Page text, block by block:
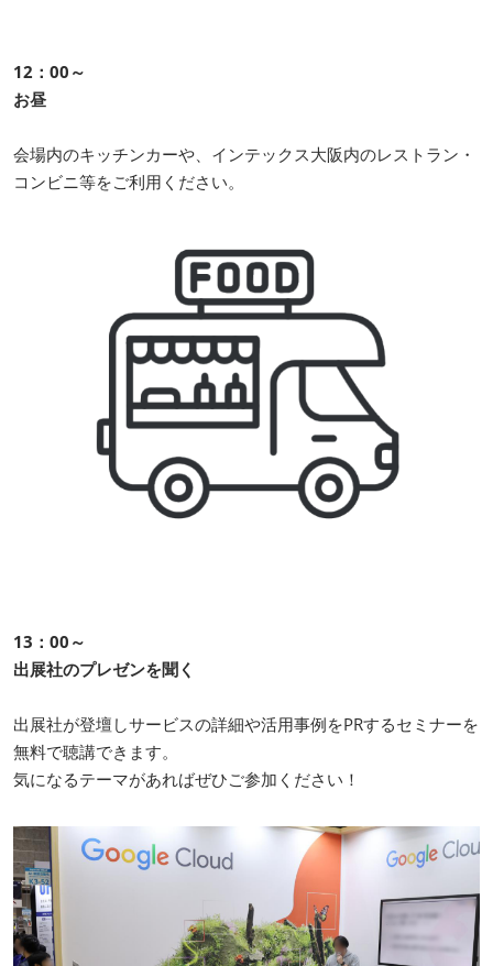
12：00～
お昼
会場内のキッチンカーや、インテックス大阪内のレストラン・
コンビニ等をご利用ください。
13：00～
出展社のプレゼンを聞く
出展社が登壇しサービスの詳細や活用事例をPRするセミナーを
無料で聴講できます。
気になるテーマがあればぜひご参加ください！